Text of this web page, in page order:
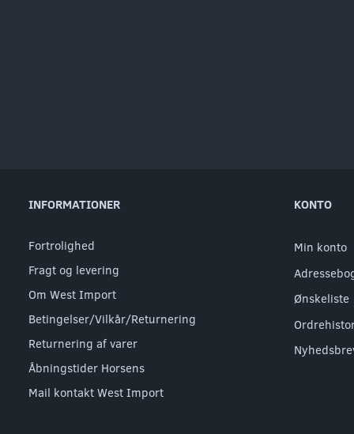
INFORMATIONER
Fortrolighed
Fragt og levering
Om West Import
Betingelser/Vilkår/Returnering
Returnering af varer
Åbningstider Horsens
Mail kontakt West Import
KONTO
Min konto
Ønskeliste